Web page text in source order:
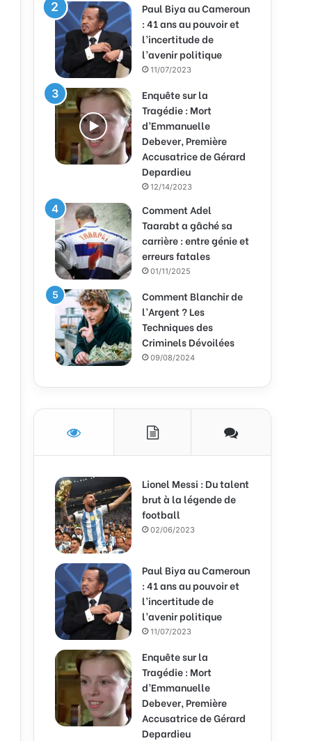
Paul Biya au Cameroun
: 41 ans au pouvoir et
l’incertitude de
l’avenir politique
11/07/2023
Enquête sur la
Tragédie : Mort
d’Emmanuelle
Debever, Première
Accusatrice de Gérard
Depardieu
12/14/2023
Comment Adel
Taarabt a gâché sa
carrière : entre génie et
erreurs fatales
01/11/2025
Comment Blanchir de
l’Argent ? Les
Techniques des
Criminels Dévoilées
09/08/2024
Lionel Messi : Du talent
brut à la légende de
football
02/06/2023
Paul Biya au Cameroun
: 41 ans au pouvoir et
l’incertitude de
l’avenir politique
11/07/2023
Enquête sur la
Tragédie : Mort
d’Emmanuelle
Debever, Première
Accusatrice de Gérard
Depardieu